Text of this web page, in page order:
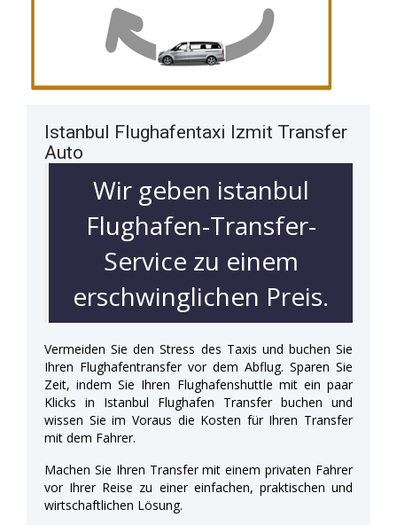
Istanbul Flughafentaxi Izmit Transfer
Auto
Wir geben istanbul
Flughafen-Transfer-
Service zu einem
erschwinglichen Preis.
Vermeiden Sie den Stress des Taxis und buchen Sie
Ihren Flughafentransfer vor dem Abflug. Sparen Sie
Zeit, indem Sie Ihren Flughafenshuttle mit ein paar
Klicks in Istanbul Flughafen Transfer buchen und
wissen Sie im Voraus die Kosten für Ihren Transfer
mit dem Fahrer.
Machen Sie Ihren Transfer mit einem privaten Fahrer
vor Ihrer Reise zu einer einfachen, praktischen und
wirtschaftlichen Lösung.